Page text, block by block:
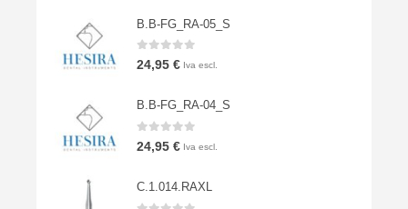
23,23 €.9,90 €.
B.B-FG_RA-05_S
0 Su 5
24,95 € Iva escl.
B.B-FG_RA-04_S
0 Su 5
24,95 € Iva escl.
C.1.014.RAXL